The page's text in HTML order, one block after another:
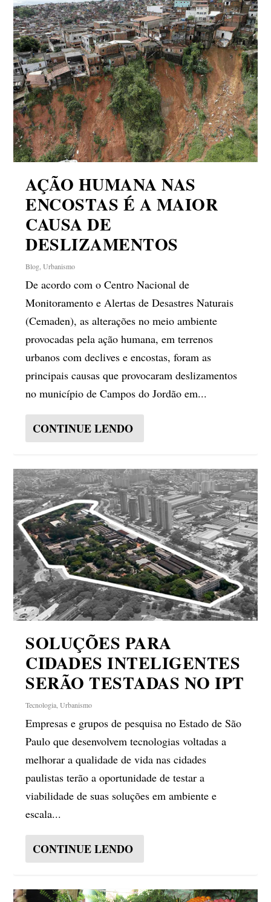
AÇÃO HUMANA NAS
ENCOSTAS É A MAIOR
CAUSA DE
DESLIZAMENTOS
Blog ,Urbanismo
De acordo com o Centro Nacional de
Monitoramento e Alertas de Desastres Naturais
(Cemaden), as alterações no meio ambiente
provocadas pela ação humana, em terrenos
urbanos com declives e encostas, foram as
principais causas que provocaram deslizamentos
no município de Campos do Jordão em...
CONTINUE LENDO
SOLUÇÕES PARA
CIDADES INTELIGENTES
SERÃO TESTADAS NO IPT
Tecnologia ,Urbanismo
Empresas e grupos de pesquisa no Estado de São
Paulo que desenvolvem tecnologias voltadas a
melhorar a qualidade de vida nas cidades
paulistas terão a oportunidade de testar a
viabilidade de suas soluções em ambiente e
escala...
CONTINUE LENDO